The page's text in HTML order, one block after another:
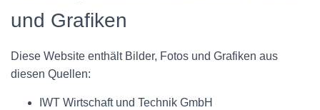
und Grafiken
Diese Website enthält Bilder, Fotos und Grafiken aus
diesen Quellen:
IWT Wirtschaft und Technik GmbH